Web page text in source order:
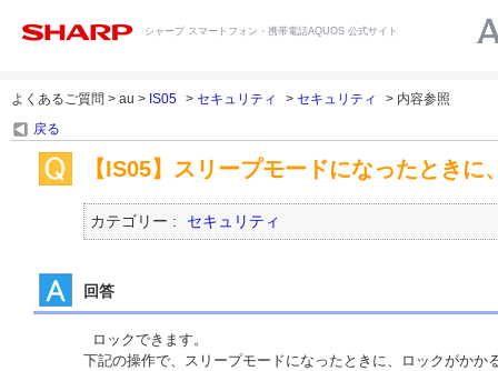
シャープ スマートフォン・携帯電話AQUOS 公式サイト
よくあるご質問 > au > IS05 > セキュリティ > セキュリティ
> 内容参照
戻る
【IS05】スリープモードになったとき
カテゴリー : セキュリティ
回答
ロックできます。
下記の操作で、スリープモードになったときに、ロックがかか